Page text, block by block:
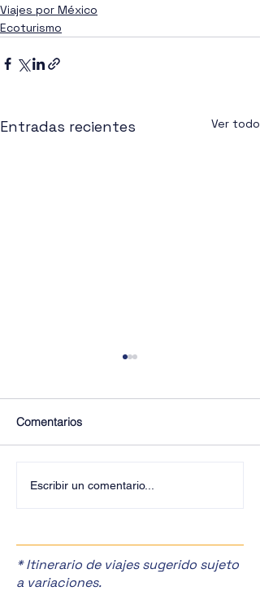
Viajes por México
Ecoturismo
Entradas recientes Ver todo
Comentarios
Escribir un comentario...
* Itinerario de viajes sugerido sujeto
a variaciones.